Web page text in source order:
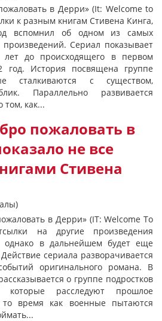
в Дерри» (It: Welcome to
к разным книгам Стивена Кинга,
вспомнил об одном из самых
Сериал показывает
до происходящего в первом
год. История посвящена группе
сталкиваются с существом,
Параллельно развивается
том, как...
пожаловать в
не все
Стивена
в Дерри» (IT: Welcome To
на другие произведения
однако в дальнейшем будет еще
сериала разворачивается
оригинального романа. В
о группе подростков
расследуют прошлое
время как военные пытаются